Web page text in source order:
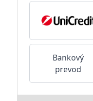
Bankový
prevod